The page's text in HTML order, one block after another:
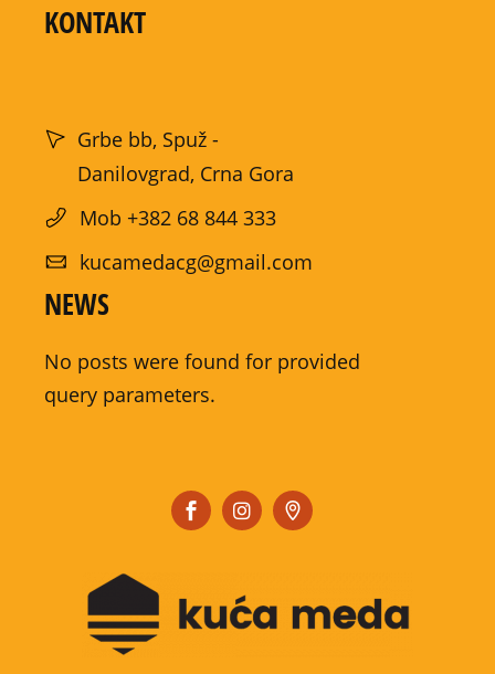
KONTAKT
Grbe bb, Spuž -
Danilovgrad, Crna Gora
Mob +382 68 844 333
kucamedacg@gmail.com
NEWS
No posts were found for provided
query parameters.